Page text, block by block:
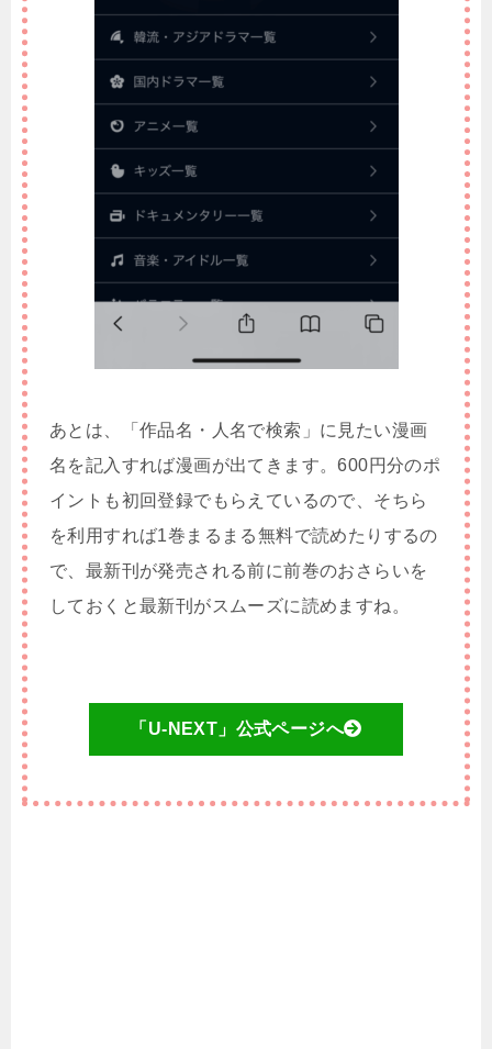
あとは、「作品名・人名で検索」に見たい漫画
名を記入すれば漫画が出てきます。600円分のポ
イントも初回登録でもらえているので、そちら
を利用すれば1巻まるまる無料で読めたりするの
で、最新刊が発売される前に前巻のおさらいを
しておくと最新刊がスムーズに読めますね。
「U-NEXT」公式ページへ